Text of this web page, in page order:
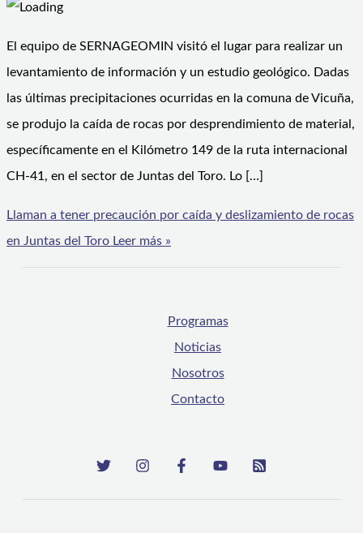
El equipo de SERNAGEOMIN visitó el lugar para realizar un
levantamiento de información y un estudio geológico. Dadas
las últimas precipitaciones ocurridas en la comuna de Vicuña,
se produjo la caída de rocas por desprendimiento de material,
específicamente en el Kilómetro 149 de la ruta internacional
CH-41, en el sector de Juntas del Toro. Lo […]
Llaman a tener precaución por caída y deslizamiento de rocas
en Juntas del Toro Leer más »
Programas
Noticias
Nosotros
Contacto